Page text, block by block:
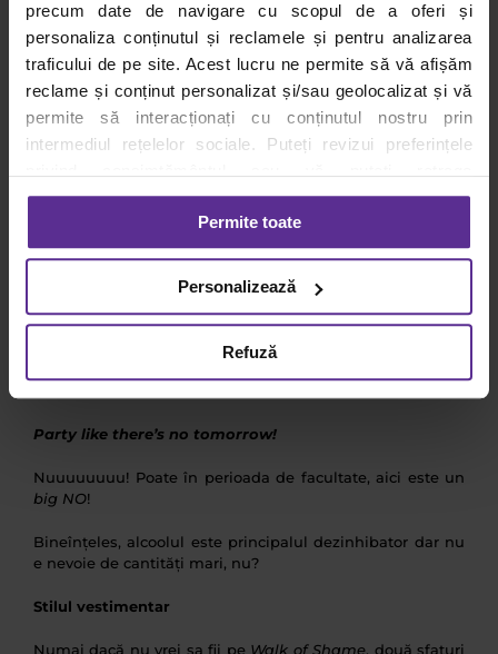
precum date de navigare cu scopul de a oferi și
personaliza conținutul și reclamele și pentru analizarea
traficului de pe site. Acest lucru ne permite să vă afișăm
reclame și conținut personalizat și/sau geolocalizat și vă
permite să interacționați cu conținutul nostru prin
intermediul rețelelor sociale. Puteți revizui preferințele
consimțământul oricând, făcând click pe linkul către
setările dvs. de cookie-uri.
Pentru mai multe informații, vă rugăm să revizuiți politica
Permite toate
Personalizează
Refuză
promovare personală în interiorul companiei.
Atenție totuși să nu întinzi conversația mai mult decât
este cazul, oamenii te pot înțelege greșit.
Party like there’s no tomorrow!
Nuuuuuuuu! Poate în perioada de facultate, aici este un
big NO!
Bineînțeles, alcoolul este principalul dezinhibator dar nu
e nevoie de cantități mari, nu?
Stilul vestimentar
Numai dacă nu vrei sa fii pe Walk of Shame, două sfaturi